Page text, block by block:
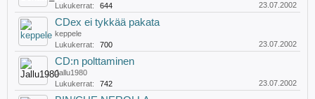
Lukukerrat:
644 23.07.2002
CDex ei tykkää pakata
keppele
Lukukerrat:
700 23.07.2002
CD:n polttaminen
Jallu1980
Lukukerrat:
742 23.07.2002